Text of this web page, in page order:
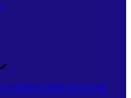
ПАТРИОТИЧЕСКИЕ